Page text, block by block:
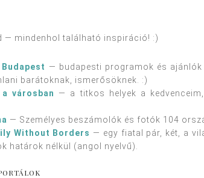
— mindenhol található inspiráció! :)
Budapest — budapesti programok és
barátoknak, ismerősöknek. :)
a városban
— a titkos helyek a
— Személyes beszámolók és fotók 104
Without Borders — egy fiatal pár, két, a
határok nélkül (angol nyelvű).